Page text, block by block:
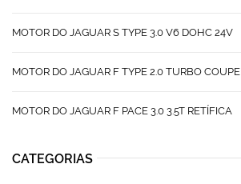
MOTOR DO JAGUAR S TYPE 3.0 V6 DOHC 24V
MOTOR DO JAGUAR F TYPE 2.0 TURBO COUPE
MOTOR DO JAGUAR F PACE 3.0 3.5T RETÍFICA
CATEGORIAS